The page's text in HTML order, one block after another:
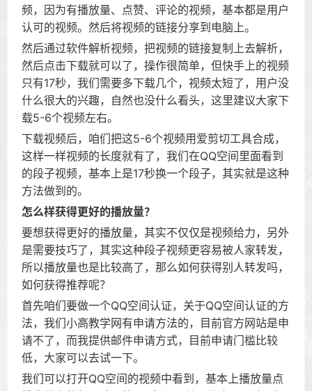
频，因为有播放量、点赞、评论的视频，基本都是用户
认可的视频。然后将视频的链接分享到电脑上。
然后通过软件解析视频，把视频的链接复制上去解析，
然后点击下载就可以了，操作很简单，但快手上的视频
只有17秒，我们需要多下载几个，视频太短了，用户没
什么很大的兴趣，自然也没什么看头，这里建议大家下
载5-6个视频左右。
下载视频后，咱们把这5-6个视频用爱剪切工具合成，
这样一样视频的长度就有了，我们在QQ空间里面看到
的段子视频，基本上是17秒换一个段子，其实就是这种
方法做到的。
怎么样获得更好的播放量？
要想获得更好的播放量，其实不仅仅是视频给力，另外
是需要技巧了，其实这种段子视频更容易被人家转发，
所以播放量也是比较高了，那么如何获得别人转发吗，
如何获得推荐呢？
首先咱们要做一个QQ空间认证，关于QQ空间认证的方
法，我们小高教学网有申请方法的，目前官方网站是申
请不了，而我提供邮件申请方式，目前申请门槛比较
低，大家可以去试一下。
我们可以打开QQ空间的视频中看到，基本上播放量点